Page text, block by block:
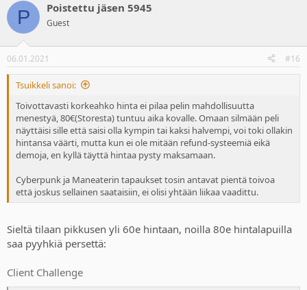
c
i
s
:
P Poistettu jäsen 5945
Guest
06.01.2021 #16
Tsuikkeli sanoi:
Toivottavasti korkeahko hinta ei pilaa pelin mahdollisuutta
menestyä, 80€(Storesta) tuntuu aika kovalle. Omaan silmään peli
näyttäisi sille että saisi olla kympin tai kaksi halvempi, voi toki ollakin
hintansa väärti, mutta kun ei ole mitään refund-systeemiä eikä
demoja, en kyllä täyttä hintaa pysty maksamaan.
Cyberpunk ja Maneaterin tapaukset tosin antavat pientä toivoa
että joskus sellainen saataisiin, ei olisi yhtään liikaa vaadittu.
Sieltä tilaan pikkusen yli 60e hintaan, noilla 80e hintalapuilla
saa pyyhkiä persettä:
Client Challenge